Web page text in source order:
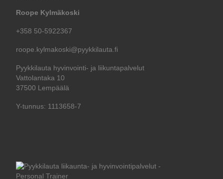
Roope Kylmäkoski
+358 50-5922367
roope.kylmakoski@pyykkilauta.fi
Pyykkilauta hyvinvointi- ja liikuntapalvelut
Vattolantaka 10
37500 Lempäälä
Y-tunnus: 1113658-7